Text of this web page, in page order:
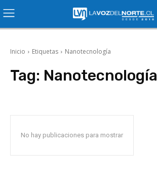
Inicio Etiquetas Nanotecnología
Tag: Nanotecnología
No hay publicaciones para mostrar